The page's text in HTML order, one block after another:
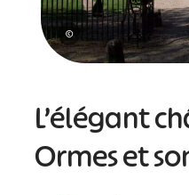
©
L’élégant
Ormes et